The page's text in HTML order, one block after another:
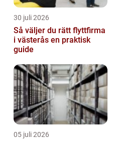
30 juli 2026
Så väljer du rätt flyttfirma
i västerås en praktisk
guide
05 juli 2026